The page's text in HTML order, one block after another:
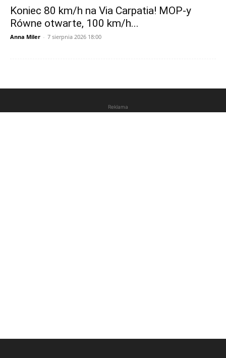
Koniec 80 km/h na Via Carpatia! MOP-y
Równe otwarte, 100 km/h...
Anna Miler - 7 sierpnia 2026 18:00
Reklama